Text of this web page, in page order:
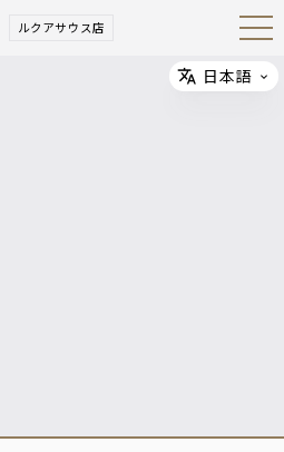
ルクアサウス店 Open
Navig
Select
日本語